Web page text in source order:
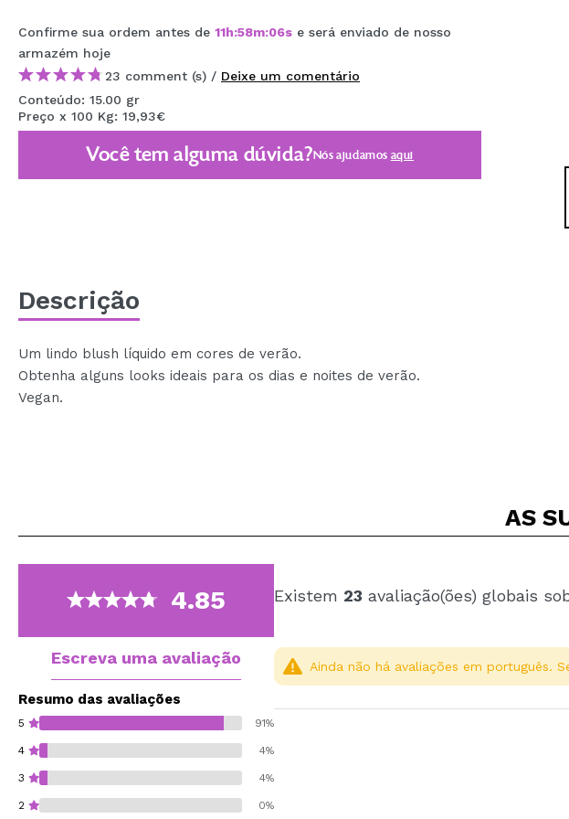
MAQUIFARMA
KOREA ZONE
TRAVEL SIZE
NATURE
EM BREVE
Confirme sua ordem antes de 11h:58m:06s e será enviado de nosso
armazém hoje
23 comment (s) / Deixe um comentário
Conteúdo: 15.00 gr
Preço x 100 Kg: 19,93€
Você tem alguma dúvida?Nós ajudamos aqui
Descrição
Um lindo blush líquido em cores de verão.
Obtenha alguns looks ideais para os dias e noites de verão.
Vegan.
AS
4.85
Escreva uma avaliação
Resumo das avaliações
5 91%
4 4%
3 4%
2 0%
Existem 23 avaliação(ões) globais
Ainda não há avaliações em português.